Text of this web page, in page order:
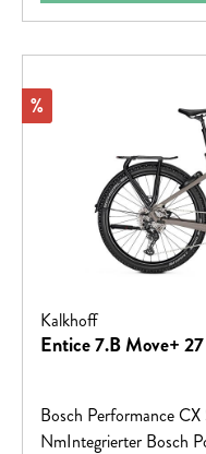
Rabatt
%
Kalkhoff
Entice 7.B Move+ 27
Bosch Performance
NmIntegrierter Bosch